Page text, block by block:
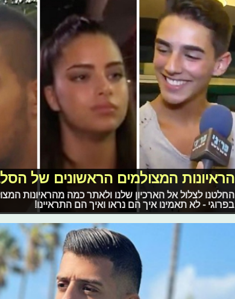
הראיונות המצולמים הראשונים של
החלטנו לצלול אל הארכיון שלנו ולאתר כמה מהראיונות
בפרוגי - לא תאמינו איך הם נראו ואיך הם התראיינו!